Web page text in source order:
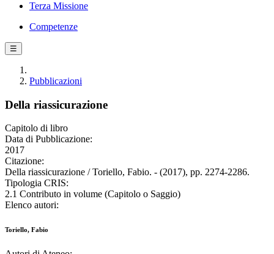
Terza Missione
Competenze
☰
Pubblicazioni
Della riassicurazione
Capitolo di libro
Data di Pubblicazione:
2017
Citazione:
Della riassicurazione / Toriello, Fabio. - (2017), pp. 2274-2286.
Tipologia CRIS:
2.1 Contributo in volume (Capitolo o Saggio)
Elenco autori:
Toriello, Fabio